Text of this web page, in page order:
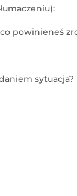
powinieneś
sytuacja?